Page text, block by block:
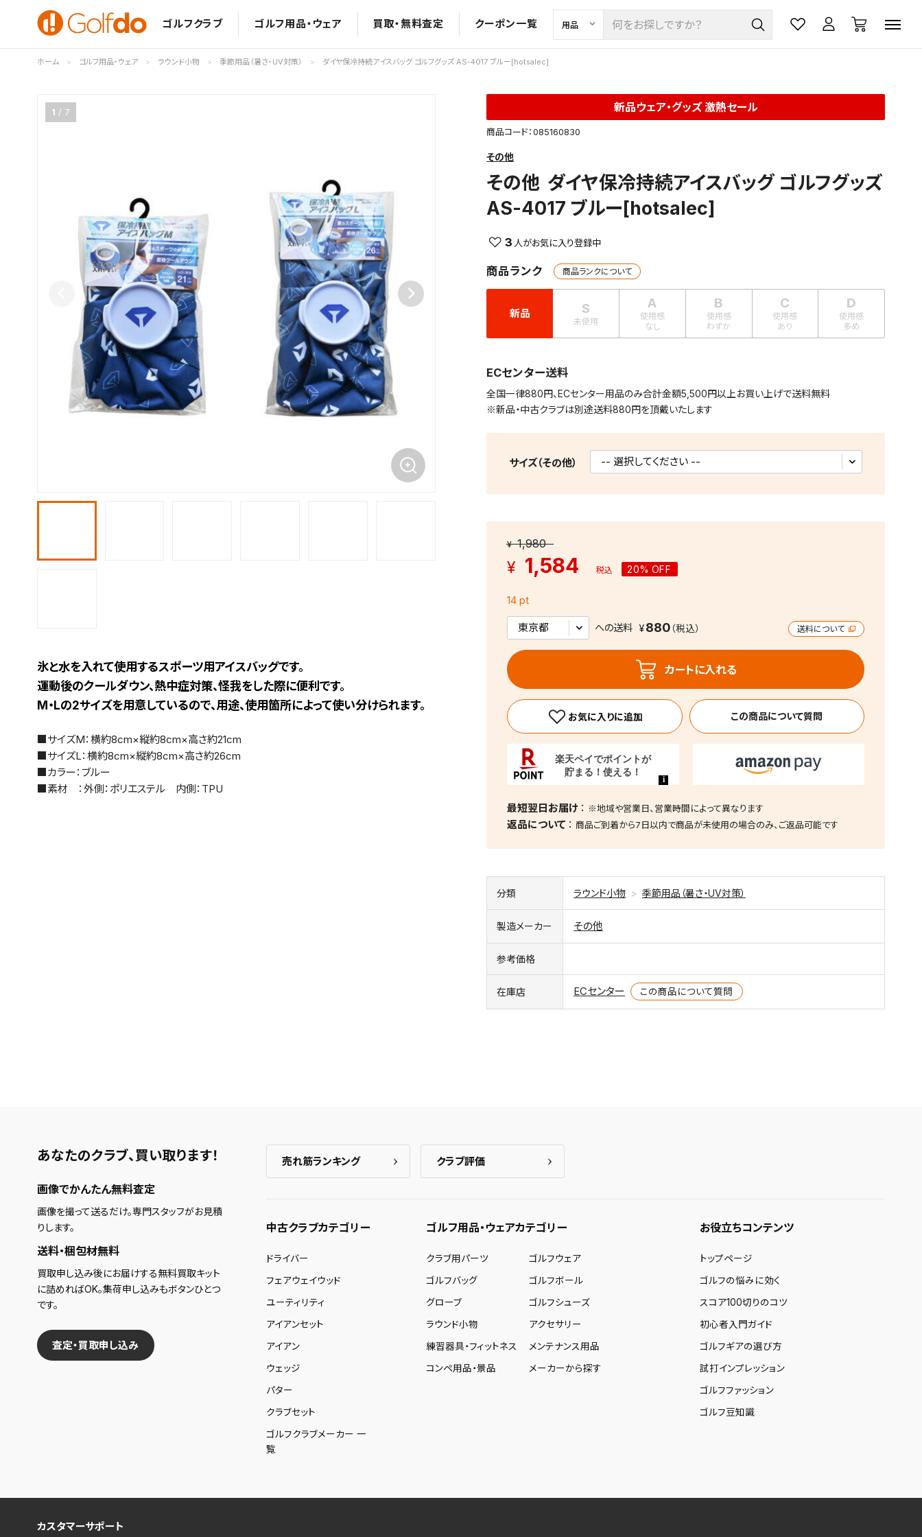
ゴルフクラブ ゴルフ用品・ウェア 買取・無料査定 クーポン一覧
ホーム ゴルフ用品・ウェア ラウンド小物 季節用品（暑さ・UV対策） ダイヤ保冷持続アイスバッグ ゴルフグッズ AS-4017 ブルー[hotsalec]
1 7
氷と水を入れて使用するスポーツ用アイスバッグです。
運動後のクールダウン、熱中症対策、怪我をした際に便利です。
M・Lの2サイズを用意しているので、用途、使用箇所によって使い分けられます。
■サイズM：横約8cm×縦約8cm×高さ約21cm
■サイズL：横約8cm×縦約8cm×高さ約26cm
■カラー：ブルー
■素材 ：外側：ポリエステル 内側：TPU
新品ウェア・グッズ 激熱セール
商品コード：085160830
その他
その他 ダイヤ保冷持続アイスバッグ ゴルフグッズ
AS-4017 ブルー[hotsalec]
3
商品ランク 商品ランクについて
新品 S
未使用
A
使用感
なし
B
使用感
わずか
C
使用感
あり
D
使用感
多め
ECセンター送料
全国一律880円、ECセンター用品のみ合計金額5,500円以上お買い上げで送料無料
※新品・中古クラブは別途送料880円を頂戴いたします
サイズ（その他）
¥1,980
¥ 1,584 税込 20% OFF
14 pt
への送料 880 送料について
カートに入れる
この商品について質問
最短翌日お届け ※地域や営業日、営業時間によって異なります
返品について 商品ご到着から7日以内で商品が未使用の場合のみ、ご返品可能です
分類 ラウンド小物 季節用品（暑さ・UV対策）
製造メーカー その他
参考価格
在庫店 ECセンター この商品について質問
あなたのクラブ、 買い取ります！
画像でかんたん無料査定
画像を撮って送るだけ。専門スタッフがお見積
りします。
送料・梱包材無料
買取申し込み後にお届けする無料買取キット
に詰めればOK。集荷申し込みもボタンひとつ
です。
査定・買取申し込み
売れ筋ランキング クラブ評価
中古クラブカテゴリー
ドライバー
フェアウェイウッド
ユーティリティ
アイアンセット
アイアン
ウェッジ
パター
クラブセット
ゴルフクラブメーカー 一
覧
ゴルフ用品・ウェアカテゴリー
クラブ用パーツ
ゴルフウェア
ゴルフバッグ
ゴルフボール
グローブ
ゴルフシューズ
ラウンド小物
アクセサリー
練習器具・フィットネス
メンテナンス用品
コンペ用品・景品
メーカーから探す
お役立ちコンテンツ
トップページ
ゴルフの悩みに効く
スコア100切りのコツ
初心者入門ガイド
ゴルフギアの選び方
試打インプレッション
ゴルフファッション
ゴルフ豆知識
カスタマーサポート